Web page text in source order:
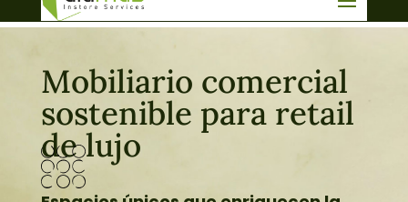
info@aluma3.com
Mobiliario comercial
sostenible para retail
de lujo